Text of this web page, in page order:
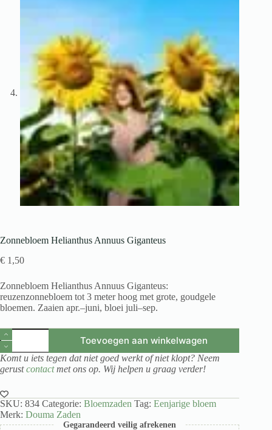
Zonnebloem Helianthus Annuus Giganteus
€ 1,50
Zonnebloem Helianthus Annuus Giganteus:
reuzenzonnebloem tot 3 meter hoog met grote, goudgele
bloemen. Zaaien apr.–juni, bloei juli–sep.
Zonnebloem
Helianthus
Annuus
Giganteus
aantal
Toevoegen aan winkelwagen
Komt u iets tegen dat niet goed werkt of niet klopt? Neem
gerustcontactmet ons op. Wij helpen u graag verder!
SKU: 834 Categorie: Bloemzaden Tag: Eenjarige bloem
Merk: Douma Zaden
Gegarandeerd veilig afrekenen